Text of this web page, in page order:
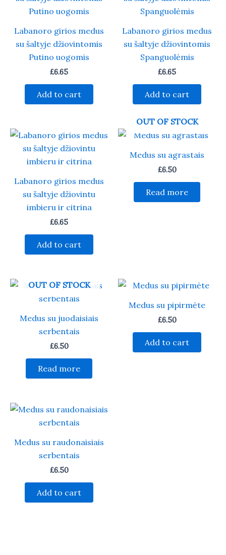
Labanoro girios medus
su šaltyje džiovintomis
Putino uogomis
£6.65
Add to cart
Labanoro girios medus
su šaltyje džiovintomis
Spanguolėmis
£6.65
Add to cart
Labanoro girios medus
su šaltyje džiovintu
imbieru ir citrina
£6.65
Add to cart
OUT OF STOCK
Medus su agrastais
£6.50
Read more
OUT OF STOCK
Medus su juodaisiais
serbentais
£6.50
Read more
Medus su pipirmėte
£6.50
Add to cart
Medus su raudonaisiais
serbentais
£6.50
Add to cart